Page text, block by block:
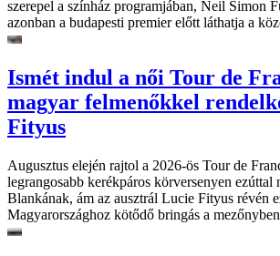
szerepel a színház programjában, Neil Simon
azonban a budapesti premier előtt láthatja a
Ismét indul a női Tour de
magyar felmenőkkel
Fityus
Augusztus elején rajtol a 2026-ös Tour de
legrangosabb kerékpáros körversenyen ezúttal
Blankának, ám az ausztrál Lucie Fityus révén
Magyarországhoz kötődő bringás a